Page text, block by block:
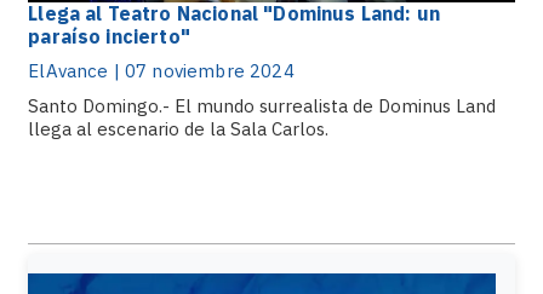
Llega al Teatro Nacional "Dominus Land: un
paraíso incierto"
ElAvance | 07 noviembre 2024
Santo Domingo.- El mundo surrealista de Dominus Land
llega al escenario de la Sala Carlos.